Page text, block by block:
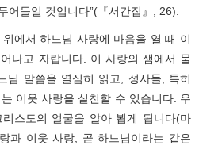
어들일 것입니다”(『서간집』, 26).
에서 하느님 사랑에 마음을 열 때 이
나고 자랍니다. 이 사랑의 샘에서 물
님 말씀을 열심히 읽고, 성사들, 특히
이웃 사랑을 실천할 수 있습니다. 우
스도의 얼굴을 알아 뵙게 됩니다(마
과 이웃 사랑, 곧 하느님이라는 같은